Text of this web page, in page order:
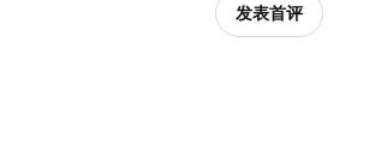
发表首评